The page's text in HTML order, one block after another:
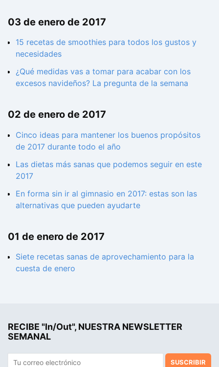
03 de enero de 2017
15 recetas de smoothies para todos los gustos y
necesidades
¿Qué medidas vas a tomar para acabar con los
excesos navideños? La pregunta de la semana
02 de enero de 2017
Cinco ideas para mantener los buenos propósitos
de 2017 durante todo el año
Las dietas más sanas que podemos seguir en este
2017
En forma sin ir al gimnasio en 2017: estas son las
alternativas que pueden ayudarte
01 de enero de 2017
Siete recetas sanas de aprovechamiento para la
cuesta de enero
RECIBE "In/Out", NUESTRA NEWSLETTER
SEMANAL
SUSCRIBIR